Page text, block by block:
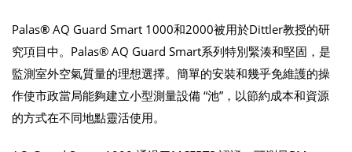
Palas® AQ Guard Smart 1000和2000被用於Dittler教授的研
究項目中。Palas® AQ Guard Smart系列特別緊湊和堅固，是
監測室外空氣質量的理想選擇。簡單的安裝和幾乎免維護的操
作使市政當局能夠建立小型測量設備 “池”，以節約成本和資源
的方式在不同地點靈活使用。